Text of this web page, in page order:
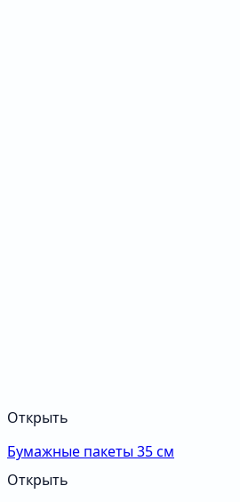
Открыть
Бумажные пакеты 35 см
Открыть